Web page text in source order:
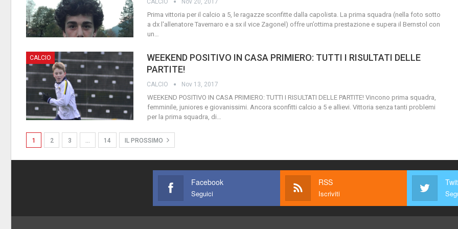
CALCIO Nov 20, 2017
Prima vittoria per il calcio a 5, le ragazze sconfitte dalla capolista. La prima squadra (nella foto sotto
a dx l'allenatore Tavernaro e a sx il vice Zagonel) offre un’ottima prestazione e supera il Bernstol con
un…
CALCIO
WEEKEND POSITIVO IN CASA PRIMIERO: TUTTI I RISULTATI DELLE
PARTITE!
CALCIO Nov 13, 2017
WEEKEND POSITIVO IN CASA PRIMIERO: TUTTI I RISULTATI DELLE PARTITE! Vincono prima squadra,
femminile, juniores e giovanissimi. Ancora sconfitti calcio a 5 e allievi. Vittoria senza tanti problemi
per la prima squadra, di…
1 2 3 … 14 IL PROSSIMO
Facebook
Seguici
RSS
Iscriviti